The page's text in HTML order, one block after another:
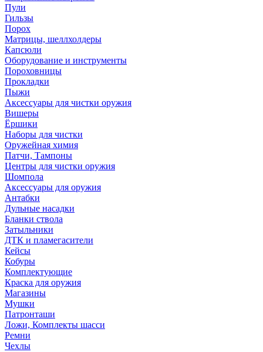
Пули
Гильзы
Порох
Матрицы, шеллхолдеры
Капсюли
Оборудование и инструменты
Пороховницы
Прокладки
Пыжи
Аксессуары для чистки оружия
Вишеры
Ёршики
Наборы для чистки
Оружейная химия
Патчи, Тампоны
Центры для чистки оружия
Шомпола
Аксессуары для оружия
Антабки
Дульные насадки
Бланки ствола
Затыльники
ДТК и пламегасители
Кейсы
Кобуры
Комплектующие
Краска для оружия
Магазины
Мушки
Патронташи
Ложи, Комплекты шасси
Ремни
Чехлы